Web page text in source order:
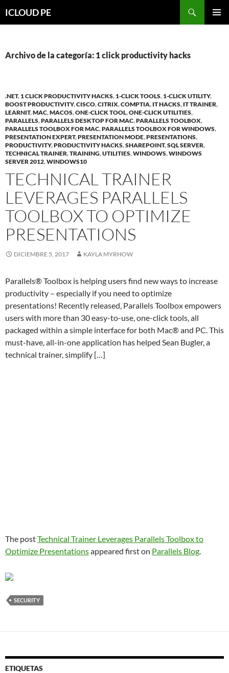
hacia
ICLOUD PE
Archivo de la categoría: 1 click productivity hacks
.NET, 1 CLICK PRODUCTIVITY HACKS, 1-CLICK TOOLS, 1-CLICK UTILITY,
BOOST PRODUCTIVITY,CISCO,CITRIX,COMPTIA, IT HACKS, IT TRAINER,
LEARNIT,MAC,MACOS,ONE-CLICK TOOL,ONE-CLICK UTILITIES,
PARALLELS,PARALLELS DESKTOP FOR MAC,PARALLELS TOOLBOX,
PARALLELS TOOLBOX FOR MAC,PARALLELS TOOLBOX FOR WINDOWS,
PRESENTATION EXPERT,PRESENTATION MODE,PRESENTATIONS,
PRODUCTIVITY,PRODUCTIVITY HACKS,SHAREPOINT,SQL SERVER,
TECHNICAL TRAINER,TRAINING,UTILITIES,WINDOWS,WINDOWS
SERVER 2012,WINDOWS10
TECHNICAL TRAINER
LEVERAGES PARALLELS
TOOLBOX TO OPTIMIZE
PRESENTATIONS
DICIEMBRE 5, 2017 KAYLA MYRHOW
Parallels® Toolbox is helping users find new ways to increase
productivity – especially if you need to optimize
presentations! Recently released, Parallels Toolbox empowers
users with more than 30 easy-to-use, one-click tools, all
packaged within a simple interface for both Mac® and PC. This
must-have, all-in-one application has helped Sean Bugler, a
technical trainer, simplify […]
The postTechnical Trainer Leverages Parallels Toolbox to
Optimize Presentationsappeared first on Parallels Blog.
SECURITY
ETIQUETAS